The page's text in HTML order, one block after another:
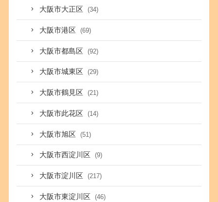
大阪市大正区 (34)
大阪市港区 (69)
大阪市都島区 (92)
大阪市城東区 (29)
大阪市鶴見区 (21)
大阪市此花区 (14)
大阪市旭区 (51)
大阪市西淀川区 (9)
大阪市淀川区 (217)
大阪市東淀川区 (46)